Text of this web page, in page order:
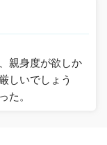
親身度が欲しか
しいでしょう
た。